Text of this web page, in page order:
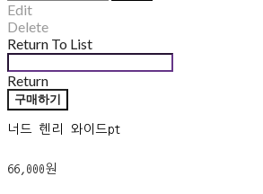
Edit
Delete
Return To List
Return
구매하기
너드 헨리 와이드pt
66,000원